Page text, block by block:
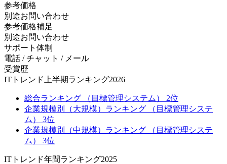
参考価格
別途お問い合わせ
参考価格補足
別途お問い合わせ
サポート体制
電話 / チャット / メール
受賞歴
ITトレンド上半期ランキング2026
総合ランキング （目標管理システム） 2位
企業規模別（大規模）ランキング （目標管理システ
ム） 3位
企業規模別（中規模）ランキング （目標管理システ
ム） 3位
ITトレンド年間ランキング2025